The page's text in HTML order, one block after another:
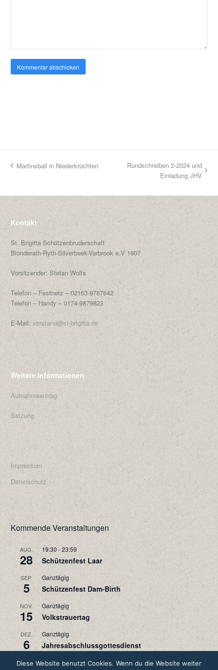
vorheriger
Martinsball in Niederkrüchten
Rundschreiben 2-2024 und
Einladung JHV
Kontakt
St. Brigitta Schützenbruderschaft
Blonderath-Ryth-Silverbeek-Varbrook e.V 1907
Vorsitzender: Stefan Wolfs
Telefon – Festnetz – 02163-9787642
Telefon – Handy – 0174-9879823
E-Mail:vorstand@st-brigitta.de
Weitere Informationen
Aufnahmeantrag
Satzung
Impressum
Datenschutz
Kommende Veranstaltungen
AUG.
28
19:30-23:59
Schützenfest Laar
SEP.
5
Ganztägig
Schützenfest Dam-Birth
NOV.
15
Ganztägig
Volkstrauertag
DEZ.
6
Ganztägig
Jahresabschlussgottesdienst
Kalender anzeigen
Diese Website benutzt Cookies. Wenn du die Website weiter